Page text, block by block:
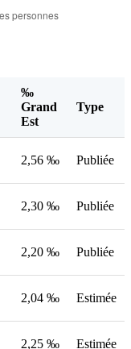
‰
Grand
Est
Type
2,56 ‰ Publiée
2,30 ‰ Publiée
2,20 ‰ Publiée
2,04 ‰ Estimée
2,25 ‰ Estimée